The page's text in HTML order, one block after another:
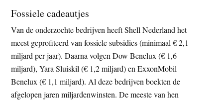
Fossiele cadeautjes
Van de onderzochte bedrijven heeft Shell Nederland het
meest geprofiteerd van fossiele subsidies (minimaal € 2,1
miljard per jaar). Daarna volgen Dow Benelux (€ 1,6
miljard), Yara Sluiskil (€ 1,2 miljard) en ExxonMobil
Benelux (€ 1,1 miljard). Al deze bedrijven boekten de
afgelopen jaren miljardenwinsten. De meeste van hen